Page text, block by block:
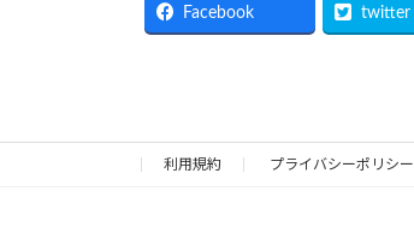
Facebook twitter
利用規約 プライバシーポリシー